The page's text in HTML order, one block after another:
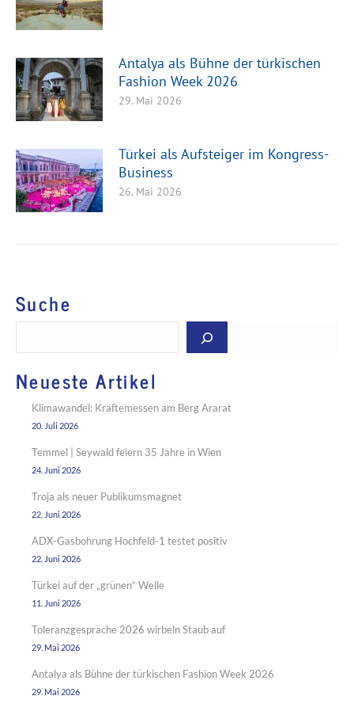
Antalya als Bühne der türkischen
Fashion Week 2026
29. Mai 2026
Türkei als Aufsteiger im Kongress-
Business
26. Mai 2026
Suche
Neueste Artikel
Klimawandel: Kräftemessen am Berg Ararat
20. Juli 2026
Temmel | Seywald feiern 35 Jahre in Wien
24. Juni 2026
Troja als neuer Publikumsmagnet
22. Juni 2026
ADX-Gasbohrung Hochfeld-1 testet positiv
22. Juni 2026
Türkei auf der „grünen“ Welle
11. Juni 2026
Toleranzgespräche 2026 wirbeln Staub auf
29. Mai 2026
Antalya als Bühne der türkischen Fashion Week 2026
29. Mai 2026